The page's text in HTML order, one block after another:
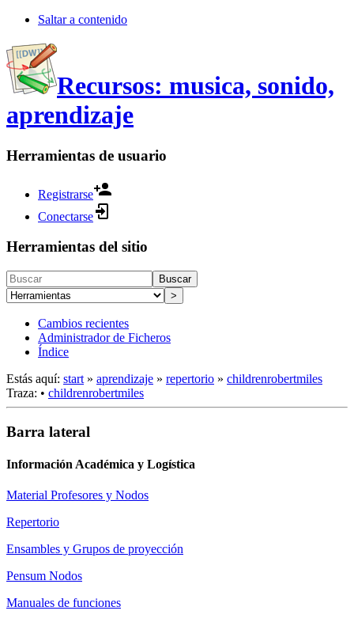
Saltar a contenido
Recursos: musica, sonido,
aprendizaje
Herramientas de usuario
Registrarse
Conectarse
Herramientas del sitio
Buscar
>
Cambios recientes
Administrador de Ficheros
Índice
Estás aquí: start » aprendizaje » repertorio » childrenrobertmiles
Traza: • childrenrobertmiles
Barra lateral
Información Académica y Logística
Material Profesores y Nodos
Repertorio
Ensambles y Grupos de proyección
Pensum Nodos
Manuales de funciones